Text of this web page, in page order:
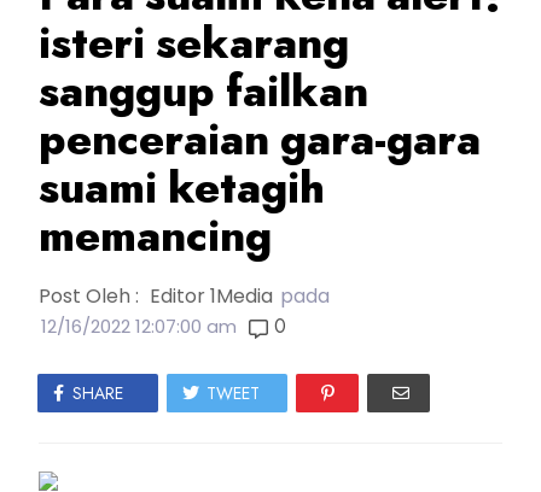
isteri sekarang
sanggup failkan
penceraian gara-gara
suami ketagih
memancing
Post Oleh : Editor 1Media pada
12/16/2022 12:07:00 am 0
SHARE TWEET